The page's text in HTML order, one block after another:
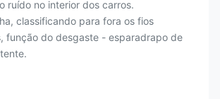
ruído no interior dos carros.
classificando para fora os fios
função do desgaste - esparadrapo de